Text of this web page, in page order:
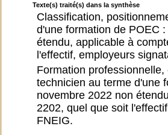
Texte(s) traité(s) dans la synthèse
Classification,
d'une formation de POEC
étendu, applicable à
l'effectif, employeurs
Formation
technicien au terme d'une
novembre 2022 non
2202, quel que soit
FNEIG.